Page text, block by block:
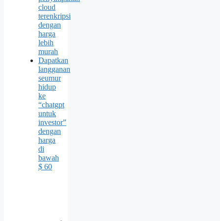
cloud
terenkripsi
dengan
harga
lebih
murah
Dapatkan
langganan
seumur
hidup
ke
“chatgpt
untuk
investor”
dengan
harga
di
bawah
$ 60